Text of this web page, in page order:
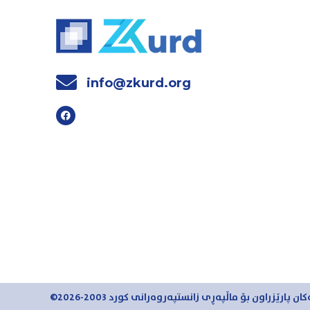
info@zkurd.org
پارێزراون بۆ ماڵپەڕی زانستپەروەرانی کورد 2003-2026©